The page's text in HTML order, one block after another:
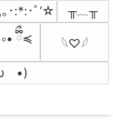
･:*:･ﾟ’☆
╥﹏╥
ྀིྀ≼
𓆩♡𓆪
•)